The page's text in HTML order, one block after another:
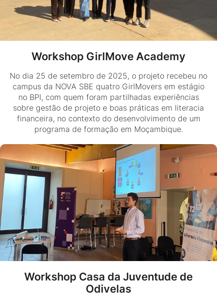
Workshop GirlMove Academy
No dia 25 de setembro de 2025, o projeto recebeu no
campus da NOVA SBE quatro GirlMovers em estágio
no BPI, com quem foram partilhadas experiências
sobre gestão de projeto e boas práticas em literacia
financeira, no contexto do desenvolvimento de um
programa de formação em Moçambique.
Workshop Casa da Juventude de
Odivelas